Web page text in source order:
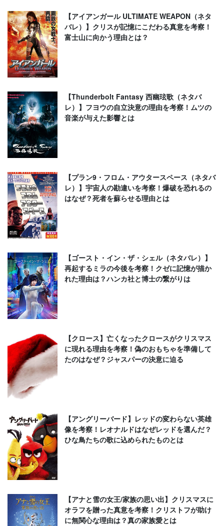
【アイアンガール ULTIMATE WEAPON（ネタ
バレ）】クリスが記憶にこだわる真意を考察！
富士山に向かう理由とは？
【Thunderbolt Fantasy 西幽玹歌（ネタバ
レ）】フヨウの自立決意の理由を考察！ムツの
音楽が与えた影響とは
【プラン9・フロム・アウタースペース（ネタバ
レ）】宇宙人の勘違いを考察！爆破を恐れるの
はなぜ？死者を蘇らせる理由とは
【ゴースト・イン・ザ・シェル（ネタバレ）】
再起するミラの今後を考察！クゼに記憶が描か
れた理由は？ハンカ社と博士の繋がりは
【クロース】亡くなったクロースがクリスマス
に現れる理由を考察！偽のおもちゃを準備して
たのはなぜ？ジャスパーの決意に迫る
【アングリーバード】レッドの変わらない英雄
像を考察！レオナルドはなぜレッドを選んだ？
ひな鳥たちの歌に込められたものとは
【アナと雪の女王/家族の思い出】クリスマスに
オラフを贈った真意を考察！クリストフが助け
に無関心な理由は？真の家族愛とは